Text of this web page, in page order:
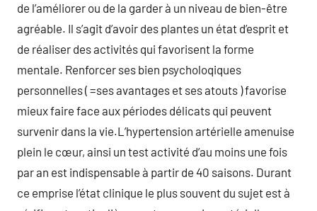
de l’améliorer ou de la garder à un niveau de bien-être
agréable. Il s’agit d’avoir des plantes un état d’esprit et
de réaliser des activités qui favorisent la forme
mentale. Renforcer ses bien psycholoqiques
personnelles ( =ses avantages et ses atouts ) favorise
mieux faire face aux périodes délicats qui peuvent
survenir dans la vie.L’hypertension artérielle amenuise
plein le cœur, ainsi un test activité d’au moins une fois
par an est indispensable à partir de 40 saisons. Durant
ce emprise l’état clinique le plus souvent du sujet est à